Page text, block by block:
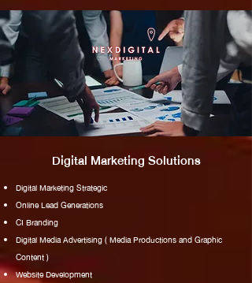
Digital Marketing Solutions
Digital Marketing Strategic
Online Lead Generations
CI Branding
Digital Media Advertising ( Media Productions and Graphic
Content )
Website Development